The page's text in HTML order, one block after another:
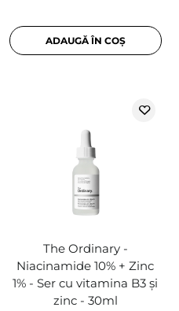
ADAUGĂ ÎN COȘ
The Ordinary -
Niacinamide 10% + Zinc
1% - Ser cu vitamina B3 și
zinc - 30ml